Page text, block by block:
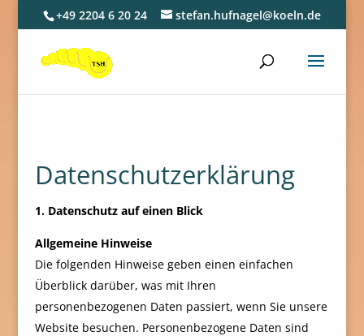
+49 2204 6 20 24 stefan.hufnagel@koeln.de
Datenschutzerklärung
1. Datenschutz auf einen Blick
Allgemeine Hinweise
Die folgenden Hinweise geben einen einfachen
Überblick darüber, was mit Ihren
personenbezogenen Daten passiert, wenn Sie unsere
Website besuchen. Personenbezogene Daten sind